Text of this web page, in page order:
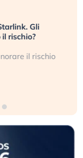
Gli
rischio?
il rischio